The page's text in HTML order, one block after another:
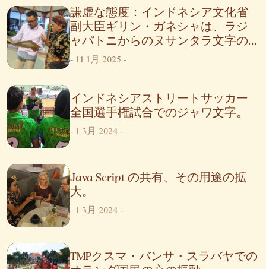
謙虚な態度：インドネシア文化省
副大臣ギリン・ガネシャは、ラジ
ャパトニからのヌサンタラ文字の
発展に関する提案を受け入れる
-11 1月 2025-
インドネシアストリートサッカー
全国選手権試合でのジャワ文字。
-1 3月 2024-
Java Script の共有、その用途の拡
大。
-1 3月 2024-
TMPクスマ・バンサ・スラバヤでの